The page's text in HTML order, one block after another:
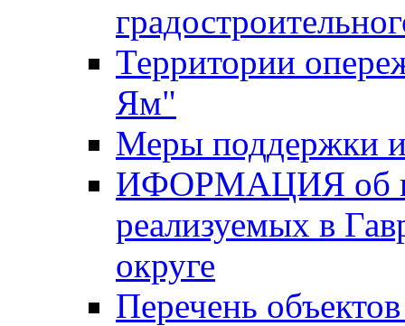
Территории
Ям"
Меры поддержки
ИФОРМАЦИЯ об
реализуемых в
округе
Перечень